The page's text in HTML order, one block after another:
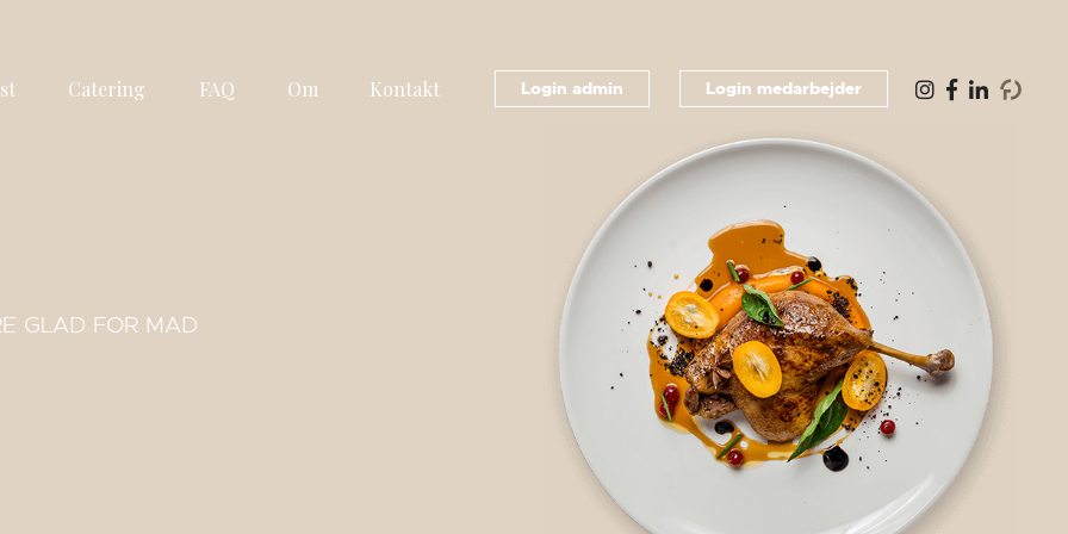
Catering FAQ Om Kontakt Login admin Login medarbejder
GLAD FOR MAD